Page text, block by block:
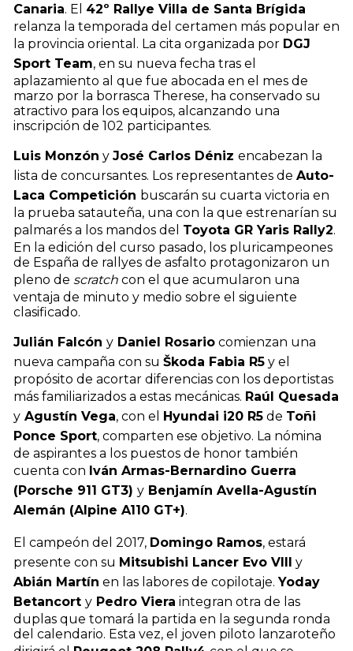
Canaria. El 42º Rallye Villa de Santa Brígida
relanza la temporada del certamen más popular en
la provincia oriental. La cita organizada por DGJ
Sport Team, en su nueva fecha tras el
aplazamiento al que fue abocada en el mes de
marzo por la borrasca Therese, ha conservado su
atractivo para los equipos, alcanzando una
inscripción de 102 participantes.
Luis Monzón y José Carlos Déniz encabezan la
lista de concursantes. Los representantes de Auto-
Laca Competición buscarán su cuarta victoria en
la prueba satauteña, una con la que estrenarían su
palmarés a los mandos del Toyota GR Yaris Rally2.
En la edición del curso pasado, los pluricampeones
de España de rallyes de asfalto protagonizaron un
pleno de scratch con el que acumularon una
ventaja de minuto y medio sobre el siguiente
clasificado.
Julián Falcón y Daniel Rosario comienzan una
nueva campaña con su Škoda Fabia R5 y el
propósito de acortar diferencias con los deportistas
más familiarizados a estas mecánicas. Raúl Quesada
y Agustín Vega, con el Hyundai i20 R5 de Toñi
Ponce Sport, comparten ese objetivo. La nómina
de aspirantes a los puestos de honor también
cuenta con Iván Armas-Bernardino Guerra
(Porsche 911 GT3) y Benjamín Avella-Agustín
Alemán (Alpine A110 GT+).
El campeón del 2017, Domingo Ramos, estará
presente con su Mitsubishi Lancer Evo VIII y
Abián Martín en las labores de copilotaje.Yoday
Betancort y Pedro Viera integran otra de las
duplas que tomará la partida en la segunda ronda
del calendario. Esta vez, el joven piloto lanzaroteño